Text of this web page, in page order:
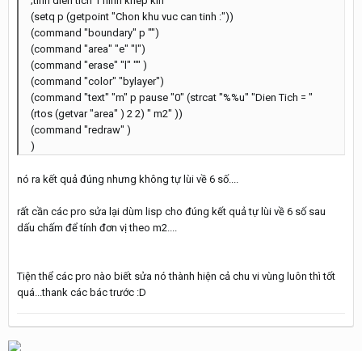
(setq p (getpoint "Chon khu vuc can tinh :"))
(command "boundary" p "")
(command "area" "e" "l")
(command "erase" "l" "" )
(command "color" "bylayer")
(command "text" "m" p pause "0" (strcat "%%u" "Dien Tich = "
(rtos (getvar "area" ) 2 2) " m2" ))
(command "redraw" )
)
nó ra kết quả đúng nhưng không tự lùi về 6 số....
rất cần các pro sửa lại dùm lisp cho đúng kết quả tự lùi về 6 số sau
dấu chấm để tính đơn vị theo m2....
Tiện thể các pro nào biết sửa nó thành hiện cả chu vi vùng luôn thì tốt
quá...thank các bác trước :D